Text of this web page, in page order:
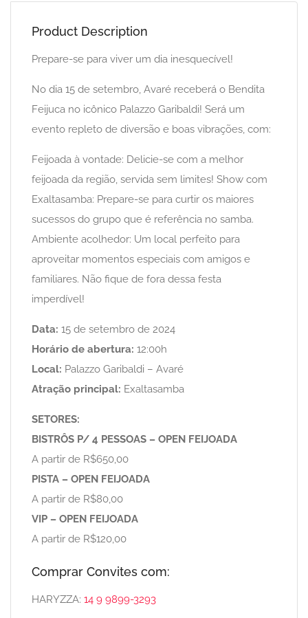
Product Description
Prepare-se para viver um dia inesquecível!
No dia 15 de setembro, Avaré receberá o Bendita
Feijuca no icônico Palazzo Garibaldi! Será um
evento repleto de diversão e boas vibrações, com:
Feijoada à vontade: Delicie-se com a melhor
feijoada da região, servida sem limites! Show com
Exaltasamba: Prepare-se para curtir os maiores
sucessos do grupo que é referência no samba.
Ambiente acolhedor: Um local perfeito para
aproveitar momentos especiais com amigos e
familiares. Não fique de fora dessa festa
imperdível!
Data: 15 de setembro de 2024
Horário de abertura: 12:00h
Local: Palazzo Garibaldi – Avaré
Atração principal: Exaltasamba
SETORES:
BISTRÔS P/ 4 PESSOAS – OPEN FEIJOADA
A partir de R$650,00
PISTA – OPEN FEIJOADA
A partir de R$80,00
VIP – OPEN FEIJOADA
A partir de R$120,00
Comprar Convites com:
HARYZZA: 14 9 9899-3293